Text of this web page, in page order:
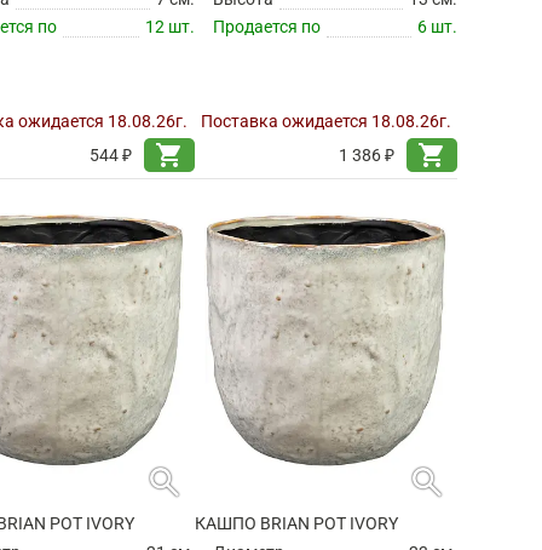
по
12 шт.
ожидается 18.08.26г.
544 ₽
shopping_cart
Продается по
6 шт.
Поставка ожидается 18.08.26г.
1 386 ₽
shopping_cart
search
POT IVORY
search
КАШПО BRIAN POT IVORY